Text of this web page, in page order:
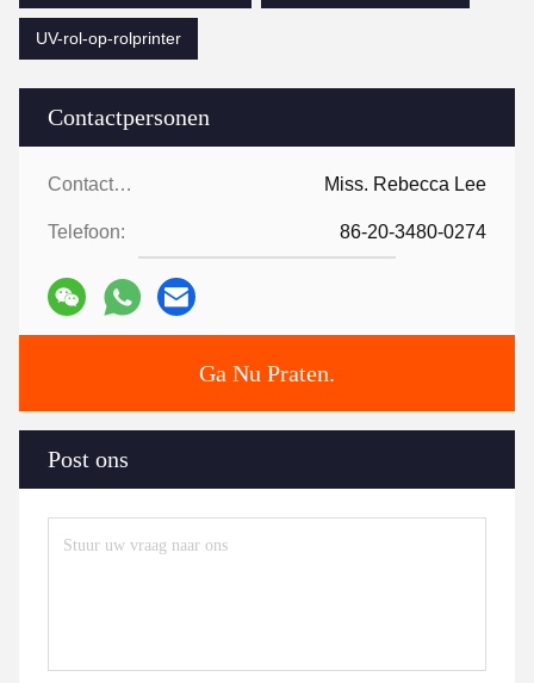
Contactpersonen
Contactpersonen: Miss. Rebecca Lee
Telefoon: 86-20-3480-0274
Ga Nu Praten.
Post ons
UV-rol-op-rolprinter